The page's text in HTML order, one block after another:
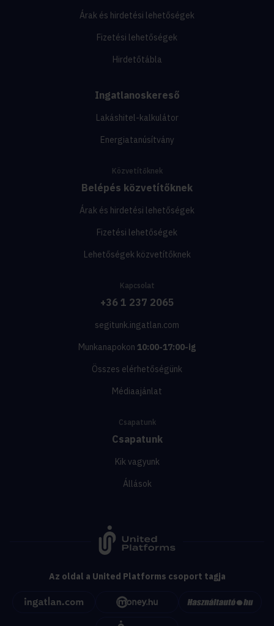
Árak és hirdetési lehetőségek
Fizetési lehetőségek
Hirdetőtábla
Ingatlanoskereső
Lakáshitel-kalkulátor
Energiatanúsítvány
Közvetítőknek
Belépés közvetítőknek
Árak és hirdetési lehetőségek
Fizetési lehetőségek
Lehetőségek közvetítőknek
Kapcsolat
+36 1 237 2065
segitunk.ingatlan.com
Munkanapokon 10:00-17:00-ig
Összes elérhetőségünk
Médiaajánlat
Csapatunk
Csapatunk
Kik vagyunk
Állások
Az oldal a United Platforms csoport tagja